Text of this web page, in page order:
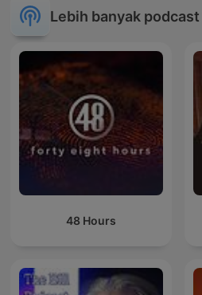
Lebih banyak podcast
48 Hours